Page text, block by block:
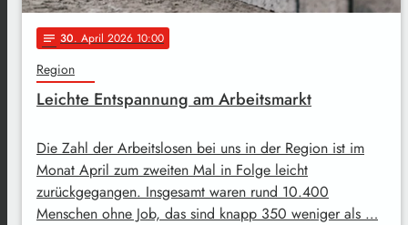
notes 30. April 2026 10:00
Region
Leichte Entspannung am Arbeitsmarkt
Die Zahl der Arbeitslosen bei uns in der Region ist im
Monat April zum zweiten Mal in Folge leicht
zurückgegangen. Insgesamt waren rund 10.400
Menschen ohne Job, das sind knapp 350 weniger als …